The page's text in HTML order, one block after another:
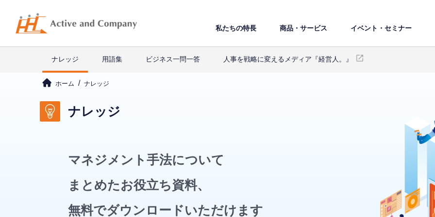
私たちの特⻑ 商品・サービス イベント・セミナー
ナレッジ 用語集 ビジネス一問一答 人事を戦略に変えるメディア『経営人。』
ホーム ナレッジ
ナレッジ
マネジメント手法について
まとめたお役立ち資料、
無料でダウンロードいただけます